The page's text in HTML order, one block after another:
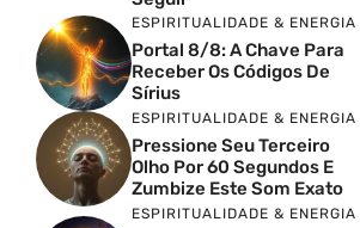
ESPIRITUALIDADE & ENERGIA
Portal 8/8: A Chave Para
Receber Os Códigos De
Sírius
ESPIRITUALIDADE & ENERGIA
Pressione Seu Terceiro
Olho Por 60 Segundos E
Zumbize Este Som Exato
ESPIRITUALIDADE & ENERGIA